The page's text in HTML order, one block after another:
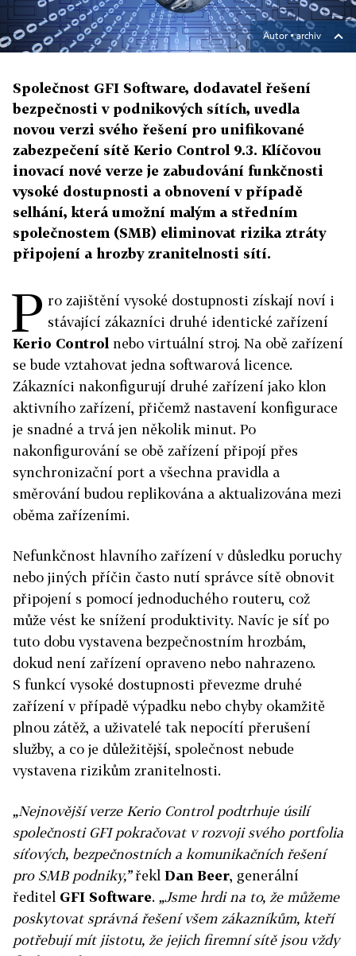
Autor ▪archiv
Společnost GFI Software, dodavatel řešení
bezpečnosti v podnikových sítích, uvedla
novou verzi svého řešení pro unifikované
zabezpečení sítě Kerio Control 9.3. Klíčovou
inovací nové verze je zabudování funkčnosti
vysoké dostupnosti a obnovení v případě
selhání, která umožní malým a středním
společnostem (SMB) eliminovat rizika ztráty
připojení a hrozby zranitelnosti sítí.
P ro zajištění vysoké dostupnosti získají noví i
stávající zákazníci druhé identické zařízení
Kerio Control nebo virtuální stroj. Na obě zařízení
se bude vztahovat jedna softwarová licence.
Zákazníci nakonfigurují druhé zařízení jako klon
aktivního zařízení, přičemž nastavení konfigurace
je snadné a trvá jen několik minut. Po
nakonfigurování se obě zařízení připojí přes
synchronizační port a všechna pravidla a
směrování budou replikována a aktualizována mezi
oběma zařízeními.
Nefunkčnost hlavního zařízení v důsledku poruchy
nebo jiných příčin často nutí správce sítě obnovit
připojení s pomocí jednoduchého routeru, což
může vést ke snížení produktivity. Navíc je síť po
tuto dobu vystavena bezpečnostním hrozbám,
dokud není zařízení opraveno nebo nahrazeno.
S funkcí vysoké dostupnosti převezme druhé
zařízení v případě výpadku nebo chyby okamžitě
plnou zátěž, a uživatelé tak nepocítí přerušení
služby, a co je důležitější, společnost nebude
vystavena rizikům zranitelnosti.
„Nejnovější verze Kerio Control podtrhuje úsilí
společnosti GFI pokračovat v rozvoji svého portfolia
síťových, bezpečnostních a komunikačních řešení
pro SMB podniky,”řekl Dan Beer, generální
ředitel GFI Software. „Jsme hrdi na to, že můžeme
poskytovat správná řešení všem zákazníkům, kteří
potřebují mít jistotu, že jejich firemní sítě jsou vždy